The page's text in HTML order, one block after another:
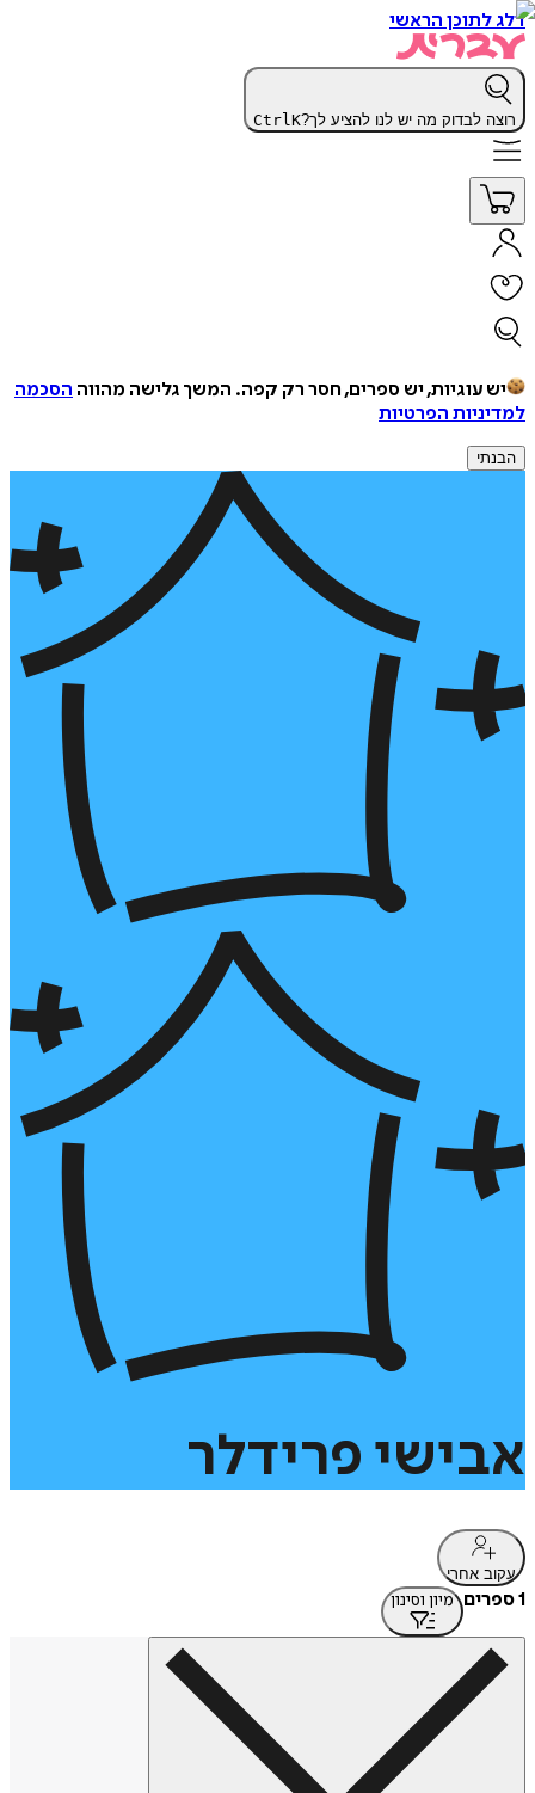
דלג לתוכן הראשי
רוצה לבדוק מה יש לנו להציע לך? CtrlK
יש עוגיות, יש ספרים, חסר רק קפה. המשך גלישה מהווה הסכמה
למדיניות הפרטיות
הבנתי
אבישי פרידלר
עקוב אחרי
1 ספרים מיון וסינון